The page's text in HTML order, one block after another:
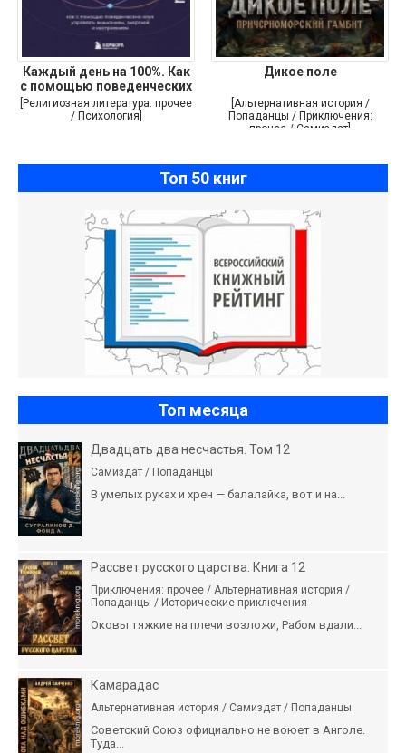
Каждый день на 100%. Как
с помощью поведенческих
[Религиозная литература: прочее
/ Психология]
Дикое поле
[Альтернативная история /
Попаданцы / Приключения:
прочее / Самиздат]
Топ 50 книг
Топ месяца
Двадцать два несчастья. Том 12
Самиздат / Попаданцы
В умелых руках и хрен — балалайка, вот и на...
Рассвет русского царства. Книга 12
Приключения: прочее / Альтернативная история /
Попаданцы / Исторические приключения
Оковы тяжкие на плечи возложи, Рабом вдали...
Камарадас
Альтернативная история / Самиздат / Попаданцы
Советский Союз официально не воюет в Анголе.
Туда...